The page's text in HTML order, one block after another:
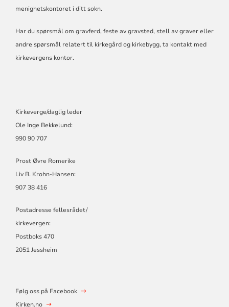
menighetskontoret i ditt sokn.
Har du spørsmål om gravferd, feste av gravsted, stell av graver eller
andre spørsmål relatert til kirkegård og kirkebygg, ta kontakt med
kirkevergens kontor.
Kirkeverge/daglig leder
Ole Inge Bekkelund:
990 90 707
Prost Øvre Romerike
Liv B. Krohn-Hansen:
907 38 416
Postadresse fellesrådet/
kirkevergen:
Postboks 470
2051 Jessheim
Følg oss på Facebook
Kirken.no